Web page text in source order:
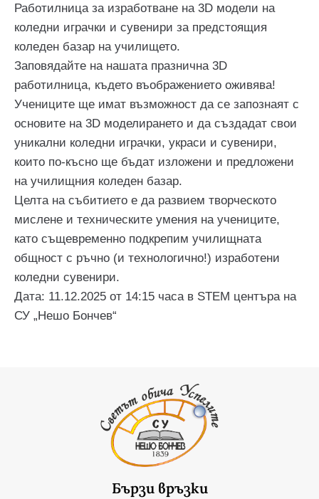
Работилница за изработване на 3D модели на
коледни играчки и сувенири за предстоящия
коледен базар на училището.
Заповядайте на нашата празнична 3D
работилница, където въображението оживява!
Учениците ще имат възможност да се запознаят с
основите на 3D моделирането и да създадат свои
уникални коледни играчки, украси и сувенири,
които по-късно ще бъдат изложени и предложени
на училищния коледен базар.
Целта на събитието е да развием творческото
мислене и техническите умения на учениците,
като същевременно подкрепим училищната
общност с ръчно (и технологично!) изработени
коледни сувенири.
Дата: 11.12.2025 от 14:15 часа в STEM центъра на
СУ „Нешо Бончев“
Бързи връзки